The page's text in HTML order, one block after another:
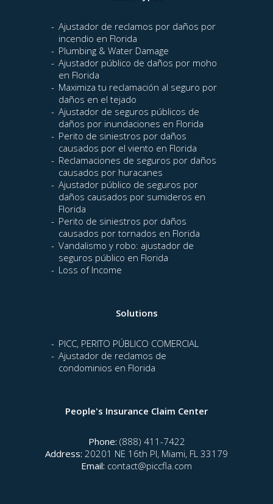
People's Insurance Claim Center
Phone: (888) 411-7422
Address: 20201 NE 16th Pl, Miami, FL 33179
Email: contact@piccfla.com
Ajustador de reclamos por daños por
incendio en Florida
Plumbing & Water Damage
Ajustador público de daños por moho
en Florida
Maximiza tu reclamación al seguro por
daños en el tejado
Ajustador de seguros públicos de
daños por inundaciones en Florida
Perito de siniestros por daños
causados por el viento en Florida
Reclamaciones de seguros por daños
causados por huracanes
Ajustador público de seguros por
daños causados por sumideros en
Florida
Perito de siniestros por daños
causados por tornados en Florida
Vandalismo y robo: ajustador de
seguros público en Florida
Loss of Income
Solutions
PICC, PERITO PÚBLICO COMERCIAL
Ajustador de reclamos de
condominios en Florida